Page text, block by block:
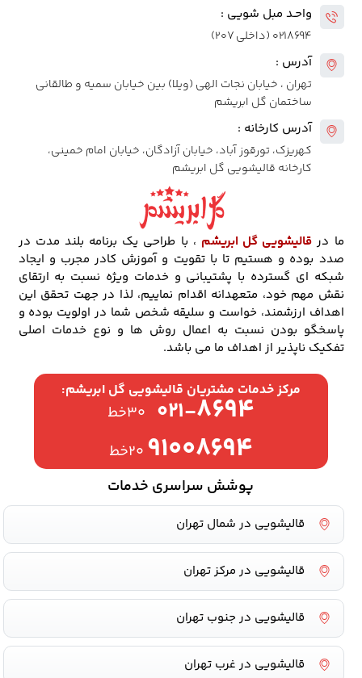
واحـد مبل شویی :
۰۲۱۸۶۹۴ (داخلی ۲۰۷)
آدرس :
تهران ، خیابان نجات الهی (ویلا) بین خیابان سمیه و طالقانی
ساختمان گل ابریشم
آدرس کارخانه :
کهریزک، تورقوز آباد، خیابان آزادگان، خیابان امام خمینی،
کارخانه قالیشویی گل ابریشم
ما در قالیشویی گل ابریشم ، با طراحی یک برنامه بلند مدت در
صدد بوده و هستیم تا با تقویت و آموزش کادر مجرب و ایجاد
شبکه ای گسترده با پشتیبانی و خدمات ویژه نسبت به ارتقای
نقش مهم خود، متعهدانه اقدام نماییم، لذا در جهت تحقق این
اهداف ارزشمند، خواست و سلیقه شخص شما در اولویت بوده و
پاسخگو بودن نسبت به اعمال روش ها و نوع خدمات اصلی
تفکیک ناپذیر از اهداف ما می باشد.
مرکز خدمات مشتریان قالیشویی گل ابریشم:
۰۲۱-۸۶۹۴ ۳۰خط
۹۱۰۰۸۶۹۴ ۲۰خط
پوشش سراسری خدمات
قالیشویی در شمال تهران
قالیشویی در مرکز تهران
قالیشویی در جنوب تهران
قالیشویی در غرب تهران